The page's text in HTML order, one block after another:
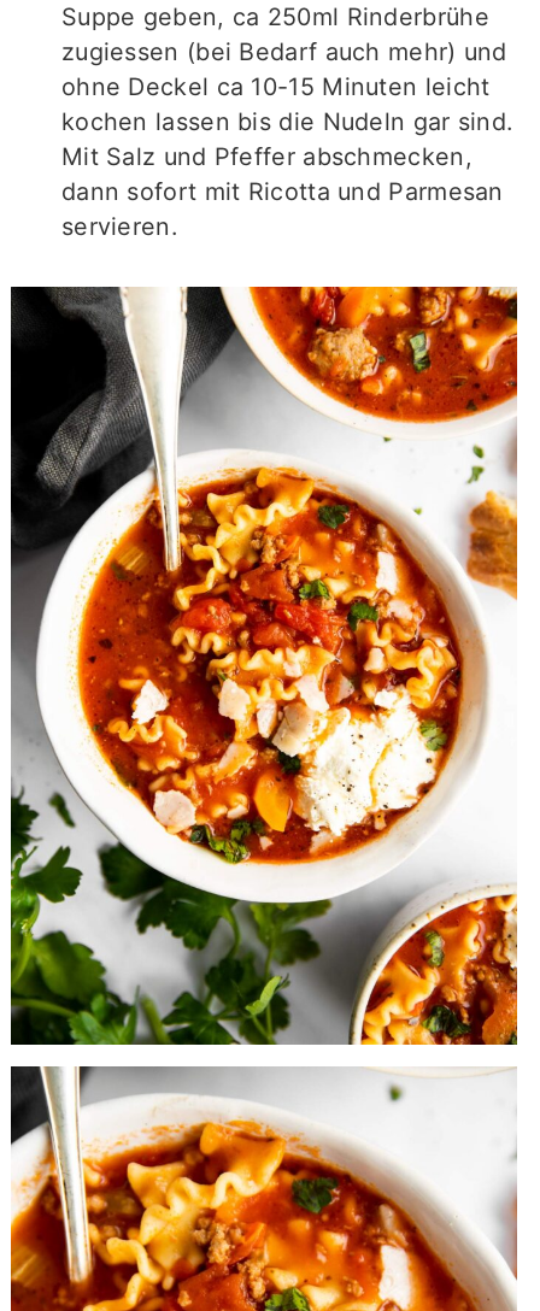
Suppe geben, ca 250ml Rinderbrühe
zugiessen (bei Bedarf auch mehr) und
ohne Deckel ca 10-15 Minuten leicht
kochen lassen bis die Nudeln gar sind.
Mit Salz und Pfeffer abschmecken,
dann sofort mit Ricotta und Parmesan
servieren.